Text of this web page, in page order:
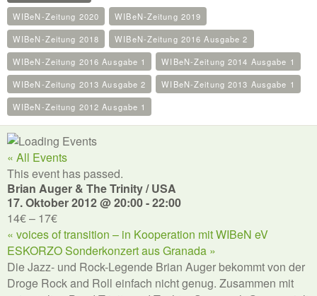
WIBeN-Zeitung 2020
WIBeN-Zeitung 2019
WIBeN-Zeitung 2018
WIBeN-Zeitung 2016 Ausgabe 2
WIBeN-Zeitung 2016 Ausgabe 1
WIBeN-Zeitung 2014 Ausgabe 1
WIBeN-Zeitung 2013 Ausgabe 2
WIBeN-Zeitung 2013 Ausgabe 1
WIBeN-Zeitung 2012 Ausgabe 1
« All Events
This event has passed.
Brian Auger & The Trinity / USA
17. Oktober 2012 @ 20:00-22:00
14€ – 17€
« voices of transition – in Kooperation mit WIBeN eV
ESKORZO Sonderkonzert aus Granada »
Die Jazz- und Rock-Legende Brian Auger bekommt von der
Droge Rock and Roll einfach nicht genug. Zusammen mit